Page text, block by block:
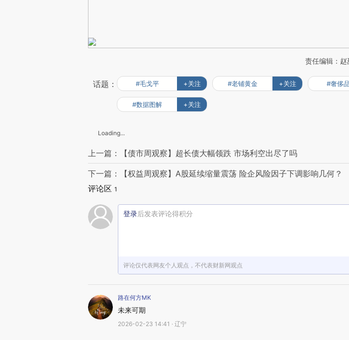
责任编辑：
话题： #毛戈平 +关注 #老铺黄金 +关注 #奢侈品
#数据图解 +关注
Loading...
上一篇：【债市周观察】超长债大幅领跌 市场利空出尽了吗
下一篇：【权益周观察】A股延续缩量震荡 险企风险因子下调影响几何？
评论区 1
登录后发表评论得积分
评论仅代表网友个人观点，不代表财新网观点
路在何方MK
未来可期
2026-02-23 14:41 · 辽宁